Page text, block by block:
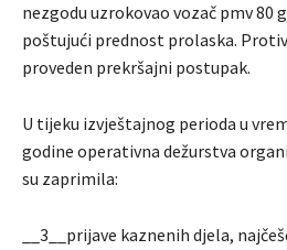
nezgodu uzrokovao vozač pmv 80
poštujući prednost prolaska.
proveden prekršajni postupak.
U tijeku izvještajnog perioda u
godine operativna dežurstva
su zaprimila:
__3__prijave kaznenih djela,